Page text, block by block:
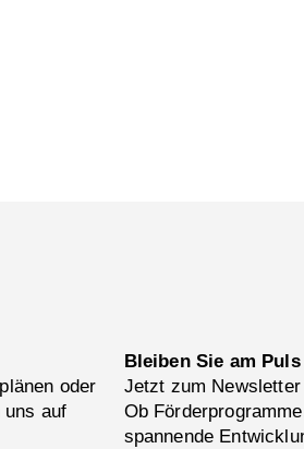
oder
uns auf
Bleiben Sie am
Jetzt zum
Ob
spannende